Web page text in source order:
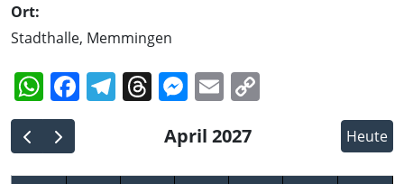
Ort:
Stadthalle, Memmingen
WhatsApp
Facebook
Telegram
Threads
Messenger
Email
April 2027 Heute